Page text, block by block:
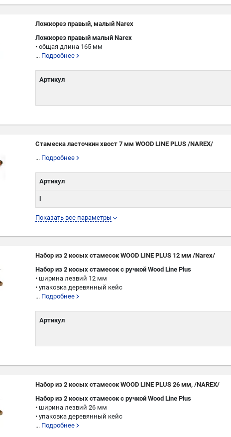
Ложкорез правый, малый Narex
Ложкорез правый малый Narex
• общая длина 165 мм
... Подробнее
Артикул
Стамеска ласточкин хвост 7 мм WOOD LINE PLUS /NAREX/
... Подробнее
Показать все параметры
Артикул
L
Набор из 2 косых стамесок WOOD LINE PLUS 12 мм /Narex/
Набор из 2 косых стамесок с ручкой Wооd Line Plus
• ширина лезвий 12 мм
• упаковка деревянный кейс
... Подробнее
Артикул
Набор из 2 косых стамесок WOOD LINE PLUS 26 мм, /NAREX/
Набор из 2 косых стамесок с ручкой Wооd Line Plus
• ширина лезвий 26 мм
• упаковка деревянный кейс
... Подробнее